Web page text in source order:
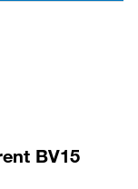
BV15